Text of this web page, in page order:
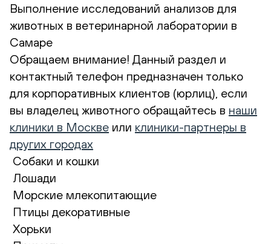
Выполнение исследований анализов для
животных в ветеринарной лаборатории в
Самаре
Обращаем внимание! Данный раздел и
контактный телефон предназначен только
для корпоративных клиентов (юрлиц), если
вы владелец животного обращайтесь в наши
клиники в Москве или клиники-партнеры в
других городах
Собаки и кошки
Лошади
Морские млекопитающие
Птицы декоративные
Хорьки